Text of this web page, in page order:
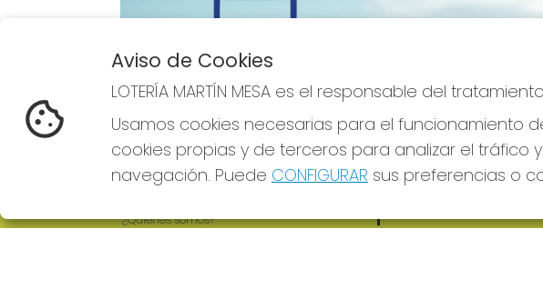
Imagen anterior
LOTERÍA MARTÍN MESA
¿Quiénes somos?
REDES SOCIALES
Aviso de Cookies
LOTERÍA MARTÍN MESA es el responsable del
Usamos cookies necesarias para el funcionamiento
cookies propias y de terceros para analizar el tráfico
navegación. Puede CONFIGURAR sus preferencias o